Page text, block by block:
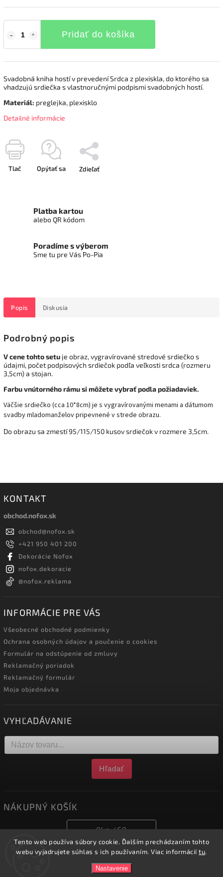
Tento web používa súbory cookie. Ďalším prechádzaním tohto
webu vyjadrujete súhlas s ich používaním. Viac informáciítu.
Nastavenie
Pridať do košíka
Svadobná kniha hostí v prevedení Srdca z plexiskla, do ktorého sa
vhadzujú srdiečka s vlastnoručnými podpismi svadobných hostí.
Materiál: preglejka, plexisklo
Detailné informácie
Tlač Opýtať sa Zdieľať
Platba kartou
alebo QR kódom
Poradíme s výberom
Sme tu pre Vás Po-Pia
Popis Diskusia
Podrobný popis
V cene tohto setu je obraz, vygravírované stredové srdiečko s
údajmi, počet podpisových srdiečok podľa veľkosti srdca (rozmeru
3,5cm) a stojan.
Farbu vnútorného rámu si môžete vybrať podla požiadaviek.
Väčšie srdiečko (cca 10*8cm) je s vygravírovanými menami a dátumom
svadby mladomanželov pripevnené v strede obrazu.
Do obrazu sa zmestí 95/115/150 kusov srdiečok v rozmere 3,5cm.
KONTAKT
obchod.nofox.sk
obchod@nofox.sk
+421 950 401 200
Dekorácie Nofox
nofox.dekoracie
@nofox.reklama
INFORMÁCIE PRE VÁS
Všeobecné obchodné podmienky
Ochrana osobných údajov a poučenie o cookies
Formulár na odstúpenie od zmluvy
Reklamačný poriadok
Reklamačný formulár
Moja objednávka
VYHĽADÁVANIE
Hľadať
NÁKUPNÝ KOŠÍK
0ks /€0
obchod.nofox.sk. Všetky práva vyhradené.
Shoptet| DesignShoptak.cz.